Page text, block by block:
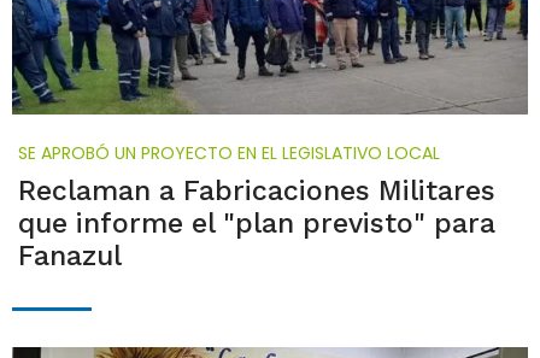
SE APROBÓ UN PROYECTO EN EL LEGISLATIVO LOCAL
Reclaman a Fabricaciones Militares
que informe el "plan previsto" para
Fanazul